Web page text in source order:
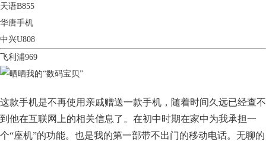
天语B855
华唐手机
中兴U808
飞利浦969
这款手机是不再使用亲戚赠送一款手机，随着时间久远已经查不
到他在互联网上的相关信息了。在初中时期在家中为我承担一
个“座机”的功能。也是我的第一部带不出门的移动电话。无聊的